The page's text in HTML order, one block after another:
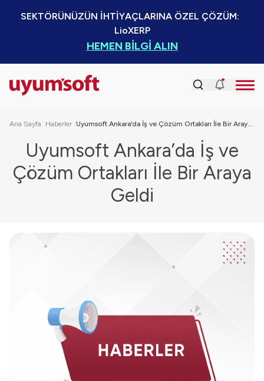
SEKTÖRÜNÜZÜN İHTİYAÇLARINA ÖZEL ÇÖZÜM:
LioXERP
HEMEN BİLGİ ALIN
Ana Sayfa Haberler Uyumsoft Ankara’da İş ve Çözüm Ortakları İle Bir Araya Geldi
Uyumsoft Ankara’da İş ve
Çözüm Ortakları İle Bir Araya
Geldi